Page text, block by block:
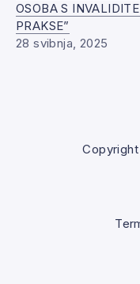
OSOBA S
PRAKSE”
28 svibnja, 2025